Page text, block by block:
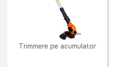
Trimmere pe acumulator